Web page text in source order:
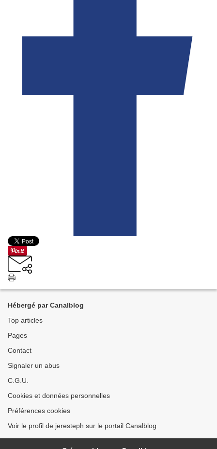
Hébergé par Canalblog
Top articles
Pages
Contact
Signaler un abus
C.G.U.
Cookies et données personnelles
Préférences cookies
Voir le profil de jeresteph sur le portail Canalblog